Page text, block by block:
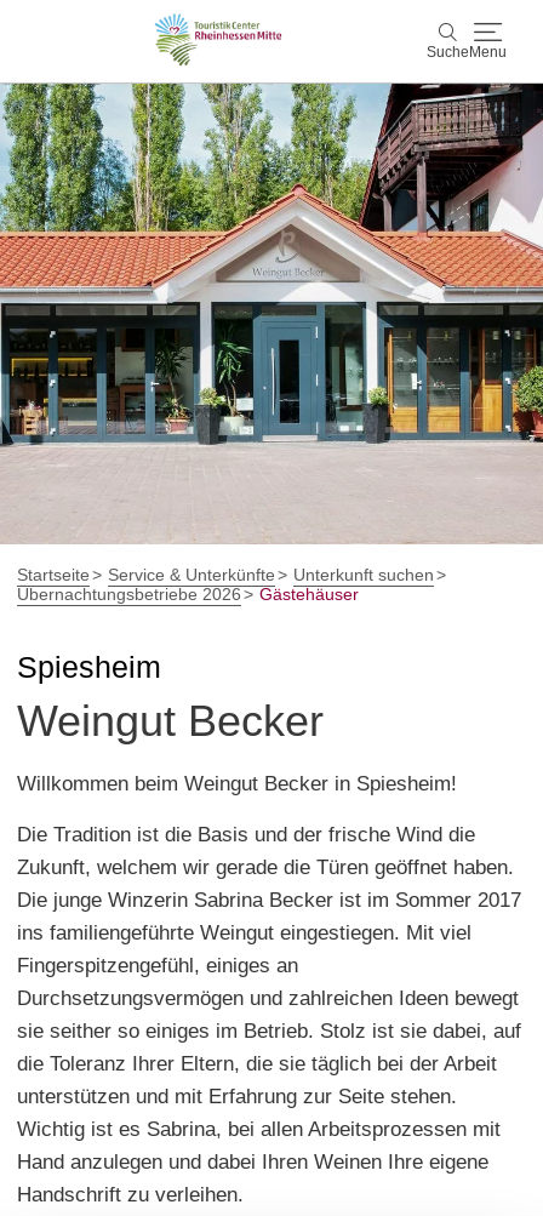
Suche Menu
Suche
Rheinhessen Mitte
Aktiv & Natur
Wein & Genuss
Kultur & Events
Service & Unterkünfte
Karte
Rheinhessen Blog
Startseite Service & Unterkünfte
Unterkunft suchen
Übernachtungsbetriebe 2026
Gästehäuser
Spiesheim
Weingut Becker
Willkommen beim Weingut Becker in Spiesheim!
Die Tradition ist die Basis und der frische Wind die
Zukunft, welchem wir gerade die Türen geöffnet haben.
Die junge Winzerin Sabrina Becker ist im Sommer 2017
ins familiengeführte Weingut eingestiegen. Mit viel
Fingerspitzengefühl, einiges an
Durchsetzungsvermögen und zahlreichen Ideen bewegt
sie seither so einiges im Betrieb. Stolz ist sie dabei, auf
die Toleranz Ihrer Eltern, die sie täglich bei der Arbeit
unterstützen und mit Erfahrung zur Seite stehen.
Wichtig ist es Sabrina, bei allen Arbeitsprozessen mit
Hand anzulegen und dabei Ihren Weinen Ihre eigene
Handschrift zu verleihen.